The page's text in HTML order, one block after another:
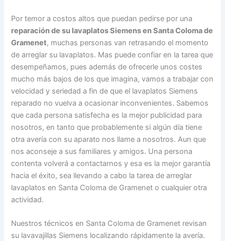
Por temor a costos altos que puedan pedirse por una
reparación de su lavaplatos Siemens en Santa Coloma de
Gramenet, muchas personas van retrasando el momento
de arreglar su lavaplatos. Mas puede confiar en la tarea que
desempeñamos, pues además de ofrecerle unos costes
mucho más bajos de los que imagina, vamos a trabajar con
velocidad y seriedad a fin de que el lavaplatos Siemens
reparado no vuelva a ocasionar inconvenientes. Sabemos
que cada persona satisfecha es la mejor publicidad para
nosotros, en tanto que probablemente si algún día tiene
otra avería con su aparato nos llame a nosotros. Aun que
nos aconseje a sus familiares y amigos. Una persona
contenta volverá a contactarnos y esa es la mejor garantía
hacia el éxito, sea llevando a cabo la tarea de arreglar
lavaplatos en Santa Coloma de Gramenet o cualquier otra
actividad.
Nuestros técnicos en Santa Coloma de Gramenet revisan
su lavavajillas Siemens localizando rápidamente la avería.